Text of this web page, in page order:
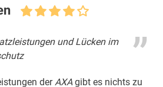
und Lücken im
derAXAgibt es nichts zu